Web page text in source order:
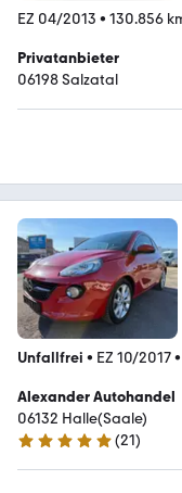
EZ 04/2013 • 130.856
Privatanbieter
06198 Salzatal
Unfallfrei • EZ 10/2017•
Alexander Autohandel
06132 Halle(Saale)
5 Sterne
(21)